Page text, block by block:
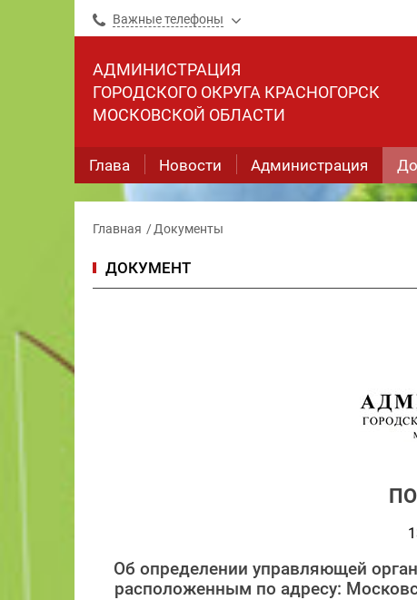
Важные телефоны
АДМИНИСТРАЦИЯ
ГОРОДСКОГО ОКРУГА КРАСНОГОРСК
МОСКОВСКОЙ ОБЛАСТИ
Глава Новости Администрация
Главная Документы
ДОКУМЕНТ
Об определении управляющей
расположенным по адресу: